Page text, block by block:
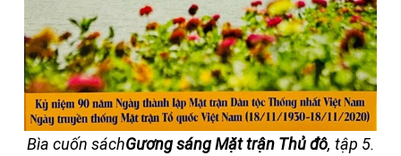
Bìa cuốn sáchGương sáng Mặt trận Thủ đô, tập 5.